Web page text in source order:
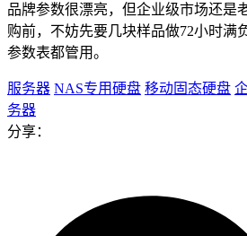
品牌参数很漂亮，但企业级市场还是
购前，不妨先要几块样品做72小时满
参数表都管用。
服务器 NAS专用硬盘 移动固态硬盘
务器
分享：